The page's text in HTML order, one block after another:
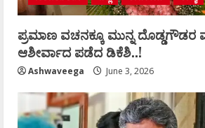
ಪ್ರಮಾಣ ವಚನಕ್ಕೂ ಮುನ್ನ
ಆಶೀರ್ವಾದ ಪಡೆದ ಡಿಕೆಶಿ..!
Ashwaveega June 3, 2026